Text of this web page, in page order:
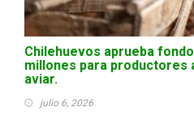
Chilehuevos aprueba
millones para productores
aviar.
julio 6, 2026